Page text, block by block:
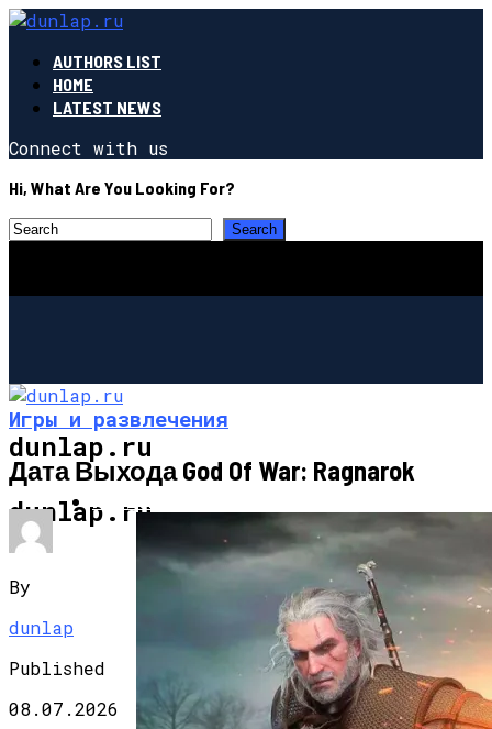
AUTHORS LIST
HOME
LATEST NEWS
Connect with us
Hi, What Are You Looking For?
dunlap.ru
dunlap.ru
Игры и развлечения
Дата Выхода God Of War: Ragnarok
By
dunlap
Published
08.07.2026